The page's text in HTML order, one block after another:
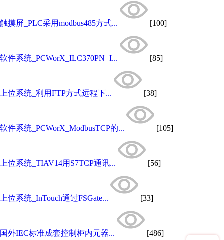
触摸屏_PLC采用modbus485方式... [100]
软件系统_PCWorX_ILC370PN+I... [85]
上位系统_利用FTP方式远程下... [38]
软件系统_PCWorX_ModbusTCP的... [105]
上位系统_TIAV14用S7TCP通讯... [56]
上位系统_InTouch通过FSGate... [33]
国外IEC标准成套控制柜内元器... [486]